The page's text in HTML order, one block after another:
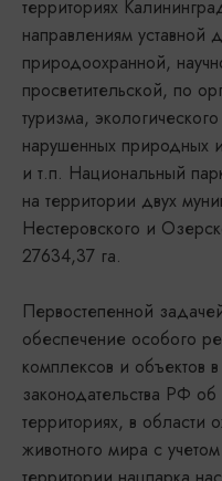
территориях
направлениям уставной
природоохранной,
просветительской, по
туризма,
нарушенных природных
и т.п. Национальный
на территории двух
Нестеровского и
27634,37 га.
Первостепенной
обеспечение особого
комплексов и объектов
законодательства РФ
территориях, в
животного мира с